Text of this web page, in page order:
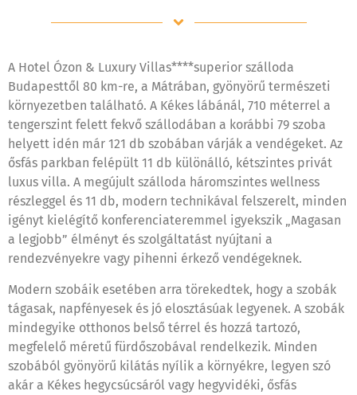
A Hotel Ózon & Luxury Villas****superior szálloda
Budapesttől 80 km-re, a Mátrában, gyönyörű természeti
környezetben található. A Kékes lábánál, 710 méterrel a
tengerszint felett fekvő szállodában a korábbi 79 szoba
helyett idén már 121 db szobában várják a vendégeket. Az
ősfás parkban felépült 11 db különálló, kétszintes privát
luxus villa. A megújult szálloda háromszintes wellness
részleggel és 11 db, modern technikával felszerelt, minden
igényt kielégítő konferenciateremmel igyekszik „Magasan
a legjobb” élményt és szolgáltatást nyújtani a
rendezvényekre vagy pihenni érkező vendégeknek.
Modern szobáik esetében arra törekedtek, hogy a szobák
tágasak, napfényesek és jó elosztásúak legyenek. A szobák
mindegyike otthonos belső térrel és hozzá tartozó,
megfelelő méretű fürdőszobával rendelkezik. Minden
szobából gyönyörű kilátás nyílik a környékre, legyen szó
akár a Kékes hegycsúcsáról vagy hegyvidéki, ősfás